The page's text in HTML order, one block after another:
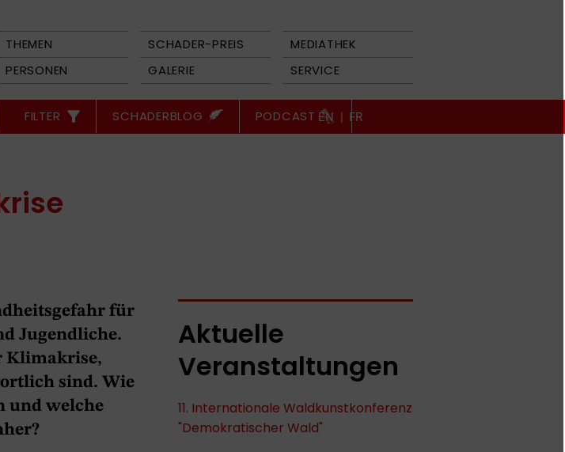
THEMEN SCHADER-PREIS
MEDIATHEK
PERSONEN GALERIE SERVICE
FILTER SCHADERBLOG PODCAST EN | FR
für
Jugendliche.
Klimakrise,
sind. Wie
und welche
Aktuelle
Veranstaltungen
11. Internationale Waldkunstkonferenz
"Demokratischer Wald"